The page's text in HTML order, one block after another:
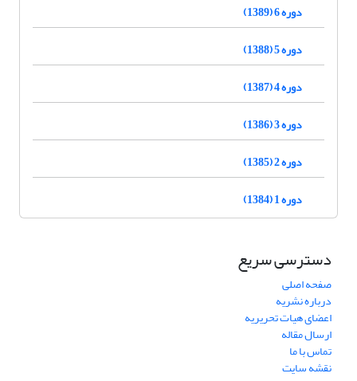
دوره 6 (1389)
دوره 5 (1388)
دوره 4 (1387)
دوره 3 (1386)
دوره 2 (1385)
دوره 1 (1384)
دسترسی سریع
صفحه اصلی
درباره نشریه
اعضای هیات تحریریه
ارسال مقاله
تماس با ما
نقشه سایت